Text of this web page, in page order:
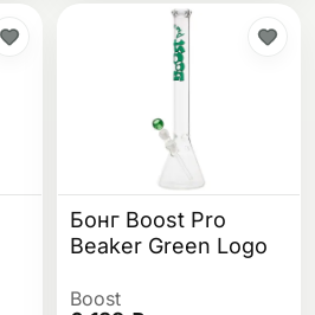
Бонг Boost Pro
Beaker Green Logo
Boost